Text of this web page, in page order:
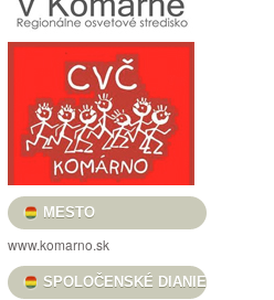
KOMÁRŇANSKÉ DNI – KOMÁROMI NAPOK
DUNA MENTI MÚZEUM BARÁTI KÖRE
VERNISÁŽ VÝSTAVY ALFOLDI RÓBERT
NOČNÉ PRELIADKY PEVNOSŤOU –
MESTSKÉ KULTÚRNE STREDISKO
GALÉRIA LIMES KNIŽNICA JÓZSEFA
II. RAJZPÁLYÁZAT A SZLOVÁKIAI
MESTO
www.komarno.sk
SPOLOČENSKÉ DIANIE